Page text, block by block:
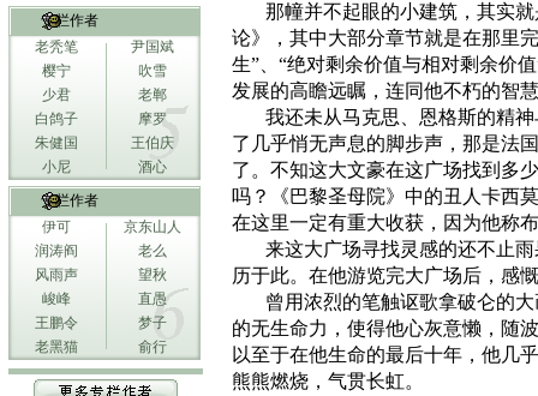
专栏作者
老秃笔
尹国斌
樱宁
吹雪
少君
老郸
白鸽子
摩罗
朱健国
王伯庆
小尼
酒心
专栏作者
伊可
京东山人
润涛阎
老么
风雨声
望秋
峻峰
直愚
王鹏令
梦子
老黑猫
俞行
那幢并不起眼的小建筑，其实
论》，其中大部分章节就是在那里
生”、“绝对剩余价值与相对剩余价
发展的高瞻远瞩，连同他不朽的
我还未从马克思、恩格斯的精
了几乎悄无声息的脚步声，那是法
了。不知这大文豪在这广场找到多
吗？《巴黎圣母院》中的丑人卡西
在这里一定有重大收获，因为他称
来这大广场寻找灵感的还不止
历于此。在他游览完大广场后，感
曾用浓烈的笔触讴歌拿破仑的
的无生命力，使得他心灰意懒，随
以至于在他生命的最后十年，他几
熊熊燃烧，气贯长虹。